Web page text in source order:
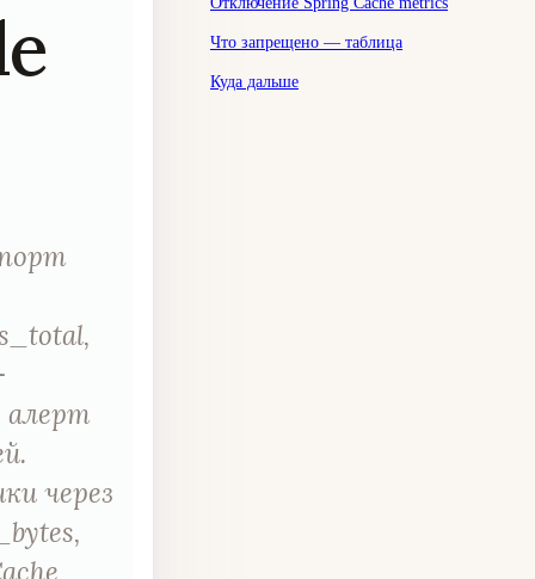
алерт
через
Что запрещено — таблица
Куда дальше